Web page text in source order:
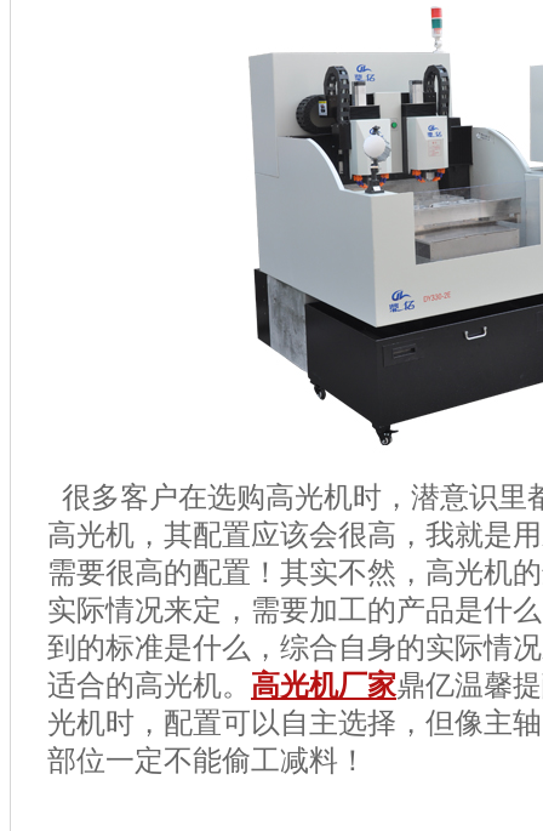
很多客户在选购高光机时，潜意识里
高光机，其配置应该会很高，我就是
需要很高的配置！其实不然，高光机
实际情况来定，需要加工的产品是什
到的标准是什么，综合自身的实际情
适合的高光机。 高光机厂家鼎亿温馨
光机时，配置可以自主选择，但像主
部位一定不能偷工减料！